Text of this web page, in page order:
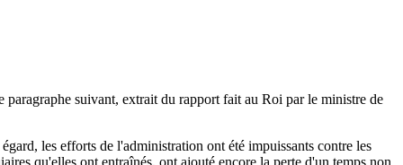
suivant, extrait du rapport fait au Roi par le ministre de
les efforts de l'administration ont été impuissants contre les